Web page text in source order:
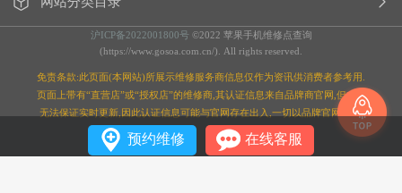
沪ICP备2022001800号 ©2022 苹果手机维修点查询
(https://www.gosoa.com.cn/). All rights reserved.
免责条款:此页面(本网站)所展示维修服务商信息仅作为资讯供消费者参考用.
页面上带有“直营店”或“授权店”的维修商,其认证信息来自品牌商官网,但本站
无法保证实时更新,因此认证信息可能与官网存在出入,一切以品牌官网为准;
预约维修 在线客服